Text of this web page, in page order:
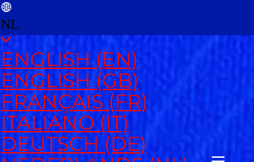
NL
ENGLISH (EN)
ENGLISH (GB)
FRANÇAIS (FR)
ITALIANO (IT)
DEUTSCH (DE)